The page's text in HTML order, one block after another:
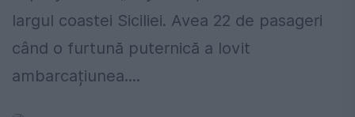
largul coastei Siciliei. Avea 22 de pasageri
când o furtună puternică a lovit
ambarcațiunea....